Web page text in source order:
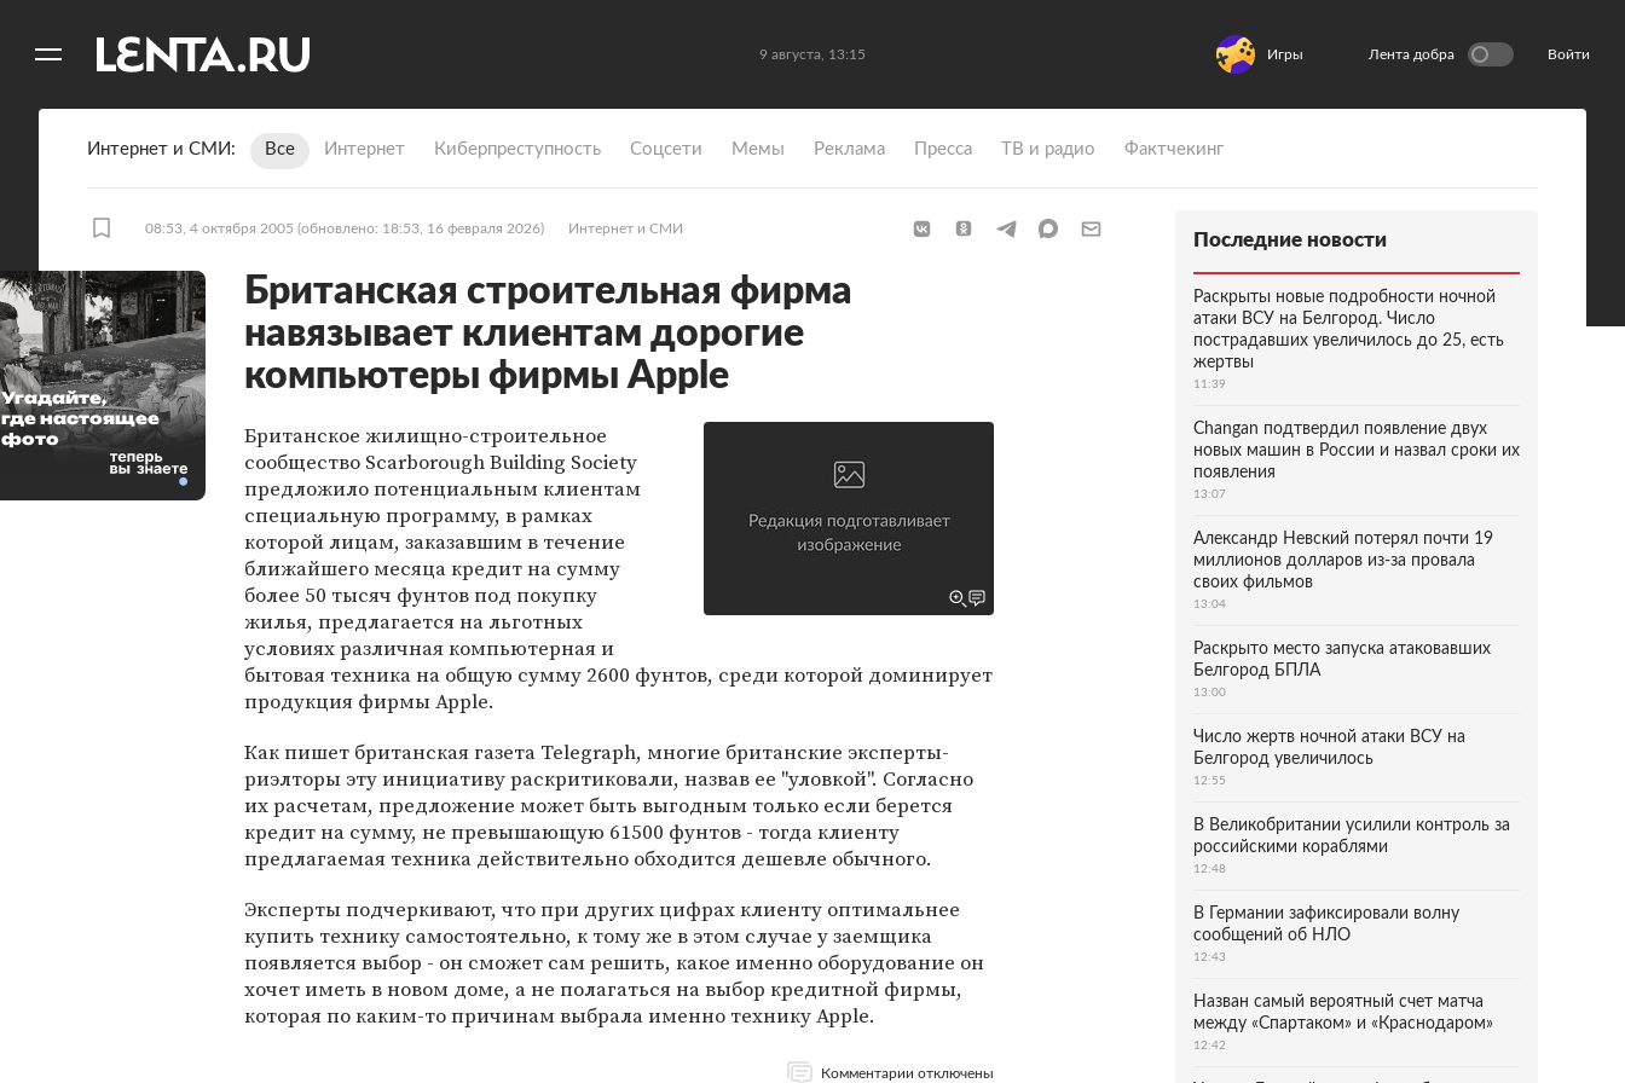
9 августа, 13:15 Игры Лента добра Войти
Интернет и СМИ Все Интернет Киберпреступность Coцсети Мемы Реклама Пресса ТВ и радио Фактчекинг
08:53, 4 октября 2005 (обновлено: 18:53, 16 февраля 2026) Интернет и СМИ
Британская строительная фирма
навязывает клиентам дорогие
компьютеры фирмы Apple
Британское жилищно-строительное
сообщество Scarborough Building Society
предложило потенциальным клиентам
специальную программу, в рамках
которой лицам, заказавшим в течение
ближайшего месяца кредит на сумму
более 50 тысяч фунтов под покупку
жилья, предлагается на льготных
условиях различная компьютерная и
бытовая техника на общую сумму 2600 фунтов, среди которой доминирует
продукция фирмы Apple.
Как пишет британская газета Telegraph, многие британские эксперты-
риэлторы эту инициативу раскритиковали, назвав ее "уловкой". Согласно
их расчетам, предложение может быть выгодным только если берется
кредит на сумму, не превышающую 61500 фунтов - тогда клиенту
предлагаемая техника действительно обходится дешевле обычного.
Эксперты подчеркивают, что при других цифрах клиенту оптимальнее
купить технику самостоятельно, к тому же в этом случае у заемщика
появляется выбор - он сможет сам решить, какое именно оборудование он
хочет иметь в новом доме, а не полагаться на выбор кредитной фирмы,
которая по каким-то причинам выбрала именно технику Apple.
Комментарии отключены
Угадайте,
где настоящее
фото
Последние новости
Раскрыты новые подробности ночной
атаки ВСУ на Белгород. Число
пострадавших увеличилось до 25, есть
жертвы
11:39
Changan подтвердил появление двух
новых машин в России и назвал сроки их
появления
13:07
Александр Невский потерял почти 19
миллионов долларов из-за провала
своих фильмов
13:04
Раскрыто место запуска атаковавших
Белгород БПЛА
13:00
Число жертв ночной атаки ВСУ на
Белгород увеличилось
12:55
В Великобритании усилили контроль за
российскими кораблями
12:48
В Германии зафиксировали волну
сообщений об НЛО
12:43
Назван самый вероятный счет матча
между «Спартаком» и «Краснодаром»
12:42